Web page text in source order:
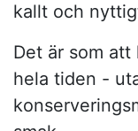
kallt och
Det är som att
hela tiden -